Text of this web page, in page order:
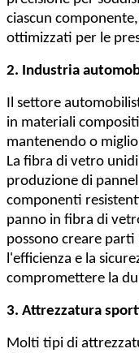
ciascun
ottimizzati per le
2. Industria
Il settore
in materiali
mantenendo o
La fibra di vetro
produzione di
componenti
panno in fibra di
possono creare
l'efficienza e la
compromettere la
3. Attrezzatura
Molti tipi di